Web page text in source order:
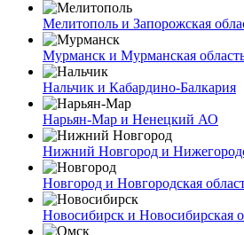
Мелитополь и Запорожская
Мурманск и Мурманская
Нальчик и Кабардино-Балкария
Нарьян-Мар и Ненецкий АО
Нижний Новгород и
Новгород и Новгородская
Новосибирск и Новосибирская